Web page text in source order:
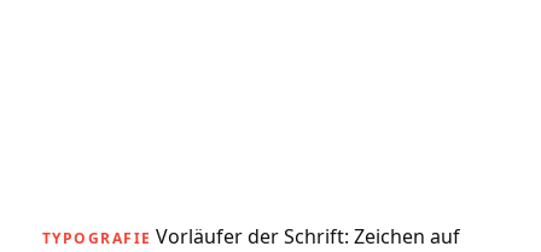
TYPOGRAFIE Vorläufer der Schrift: Zeichen auf